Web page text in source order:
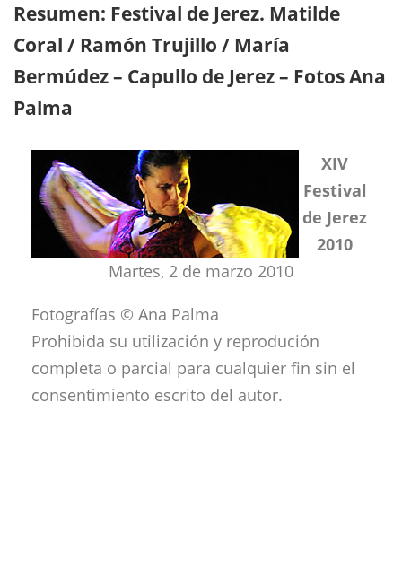
Resumen: Festival de Jerez. Matilde
Coral / Ramón Trujillo / María
Bermúdez – Capullo de Jerez – Fotos Ana
Palma
XIV
Festival
de Jerez
2010
Martes, 2 de marzo 2010
Fotografías © Ana Palma
Prohibida su utilización y reprodución
completa o parcial para cualquier fin sin el
consentimiento escrito del autor.